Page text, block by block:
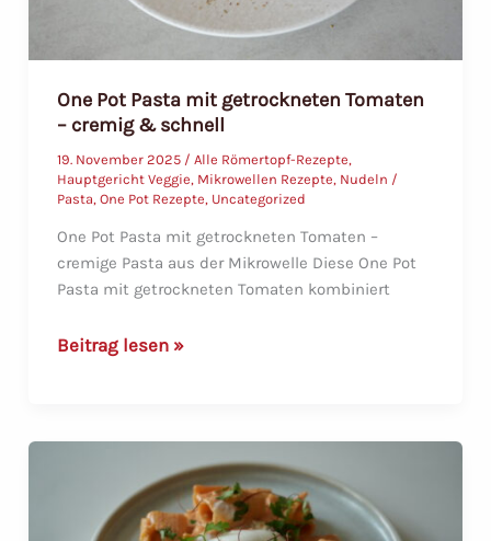
One Pot Pasta mit getrockneten Tomaten
– cremig & schnell
19. November 2025 / Alle Römertopf-Rezepte,
Hauptgericht Veggie, Mikrowellen Rezepte, Nudeln /
Pasta, One Pot Rezepte, Uncategorized
One Pot Pasta mit getrockneten Tomaten –
cremige Pasta aus der Mikrowelle Diese One Pot
Pasta mit getrockneten Tomaten kombiniert
One
mit
Tomaten
Beitrag lesen »